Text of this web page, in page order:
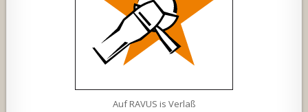
Auf RAVUS is Verlaß